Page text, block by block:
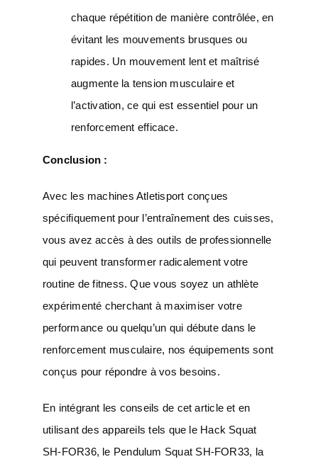
chaque répétition de manière contrôlée, en
évitant les mouvements brusques ou
rapides. Un mouvement lent et maîtrisé
augmente la tension musculaire et
l’activation, ce qui est essentiel pour un
renforcement efficace.
Conclusion :
Avec les machines Atletisport conçues
spécifiquement pour l’entraînement des cuisses,
vous avez accès à des outils de professionnelle
qui peuvent transformer radicalement votre
routine de fitness. Que vous soyez un athlète
expérimenté cherchant à maximiser votre
performance ou quelqu’un qui débute dans le
renforcement musculaire, nos équipements sont
conçus pour répondre à vos besoins.
En intégrant les conseils de cet article et en
utilisant des appareils tels que le Hack Squat
SH-FOR36, le Pendulum Squat SH-FOR33, la